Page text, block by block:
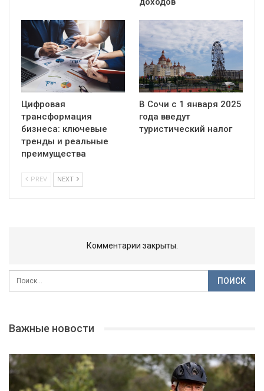
Цифровая
трансформация
бизнеса: ключевые
тренды и реальные
преимущества
В Сочи с 1 января 2025
года введут
туристический налог
PREV NEXT
Комментарии закрыты.
Важные новости